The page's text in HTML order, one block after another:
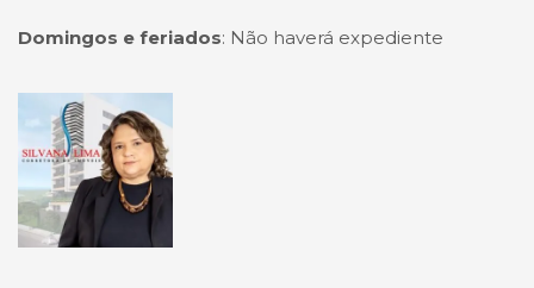
Domingos e feriados: Não haverá expediente
Página inicial